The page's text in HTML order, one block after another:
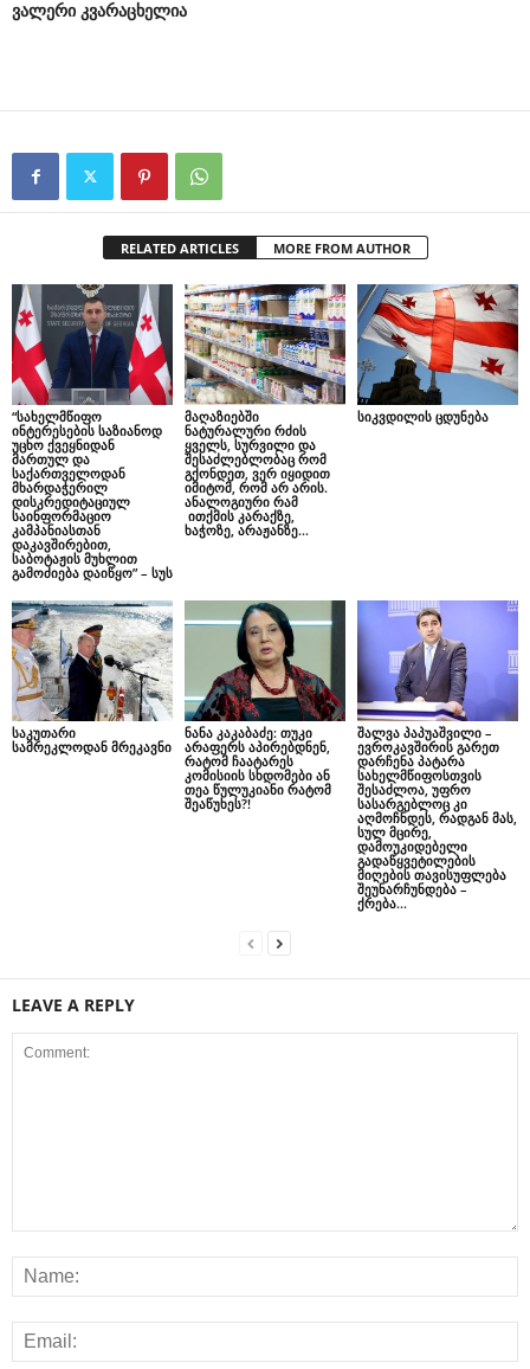
ვალერი კვარაცხელია
RELATED ARTICLES MORE FROM AUTHOR
“სახელმწიფო
ინტერესების საზიანოდ
უცხო ქვეყნიდან
მართულ და
საქართველოდან
მხარდაჭერილ
დისკრედიტაციულ
საინფორმაციო
კამპანიასთან
დაკავშირებით,
საბოტაჟის მუხლით
გამოძიება დაიწყო” – სუს
მაღაზიებში
ნატურალური რძის
ყველს, სურვილი და
შესაძლებლობაც რომ
გქონდეთ, ვერ იყიდით
იმიტომ, რომ არ არის.
ანალოგიური რამ
ითქმის კარაქზე,
ხაჭოზე, არაჟანზე…
სიკვდილის ცდუნება
საკუთარი
სამრეკლოდან მრეკავნი
ნანა კაკაბაძე: თუკი
არაფერს აპირებდნენ,
რატომ ჩაატარეს
კომისიის სხდომები ან
თეა წულუკიანი რატომ
შეაწუხეს?!
შალვა პაპუაშვილი –
ევროკავშირის გარეთ
დარჩენა პატარა
სახელმწიფოსთვის
შესაძლოა, უფრო
სასარგებლოც კი
აღმოჩნდეს, რადგან მას,
სულ მცირე,
დამოუკიდებელი
გადაწყვეტილების
მიღების თავისუფლება
შეუნარჩუნდება –
ქრება...
LEAVE A REPLY